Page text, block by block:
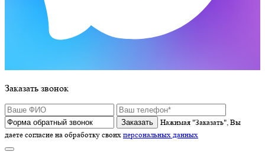
Заказать звонок
Нажимая "Заказать", Вы
даете согласие на обработку своих персональных данных